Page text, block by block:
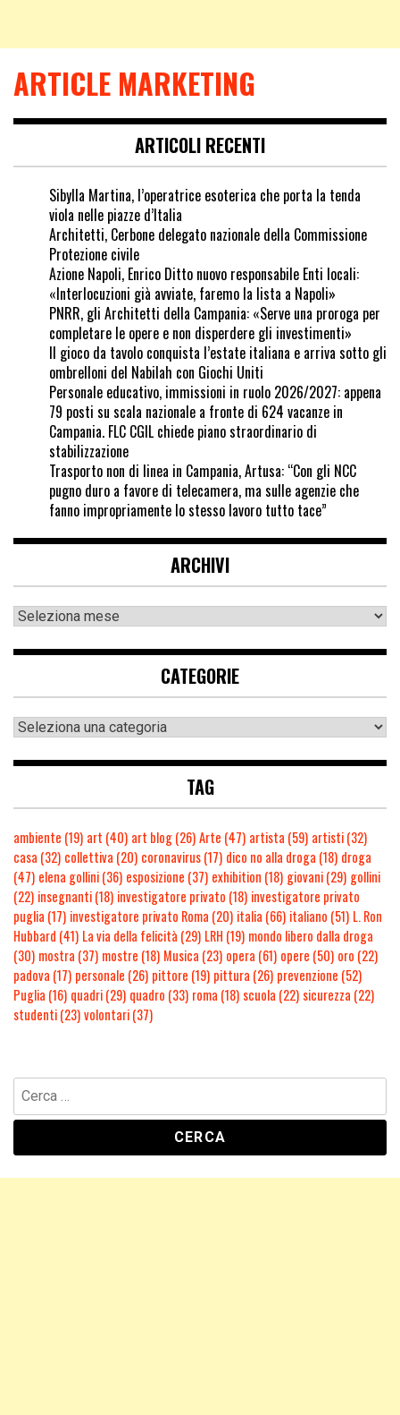
ARTICLE MARKETING
ARTICOLI RECENTI
Sibylla Martina, l’operatrice esoterica che porta la tenda
viola nelle piazze d’Italia
Architetti, Cerbone delegato nazionale della Commissione
Protezione civile
Azione Napoli, Enrico Ditto nuovo responsabile Enti locali:
«Interlocuzioni già avviate, faremo la lista a Napoli»
PNRR, gli Architetti della Campania: «Serve una proroga per
completare le opere e non disperdere gli investimenti»
Il gioco da tavolo conquista l’estate italiana e arriva sotto gli
ombrelloni del Nabilah con Giochi Uniti
Personale educativo, immissioni in ruolo 2026/2027: appena
79 posti su scala nazionale a fronte di 624 vacanze in
Campania. FLC CGIL chiede piano straordinario di
stabilizzazione
Trasporto non di linea in Campania, Artusa: “Con gli NCC
pugno duro a favore di telecamera, ma sulle agenzie che
fanno impropriamente lo stesso lavoro tutto tace”
ARCHIVI
CATEGORIE
TAG
ambiente (19) art (40) art blog(26)Arte (47) artista (59) artisti(32)
casa (32) collettiva (20) coronavirus(17) dico no alla droga (18) droga
(47) elena gollini(36) esposizione (37) exhibition (18) giovani(29) gollini
(22) insegnanti(18) investigatore privato (18) investigatore privato
puglia (17) investigatore privato Roma (20) italia (66) italiano (51) L. Ron
Hubbard (41) La via della felicità (29) LRH (19) mondo libero dalla droga
(30) mostra (37) mostre (18) Musica (23) opera (61) opere (50) oro (22)
padova (17) personale (26) pittore (19) pittura (26) prevenzione (52)
Puglia (16) quadri(29) quadro (33) roma (18) scuola (22) sicurezza (22)
studenti(23)volontari(37)